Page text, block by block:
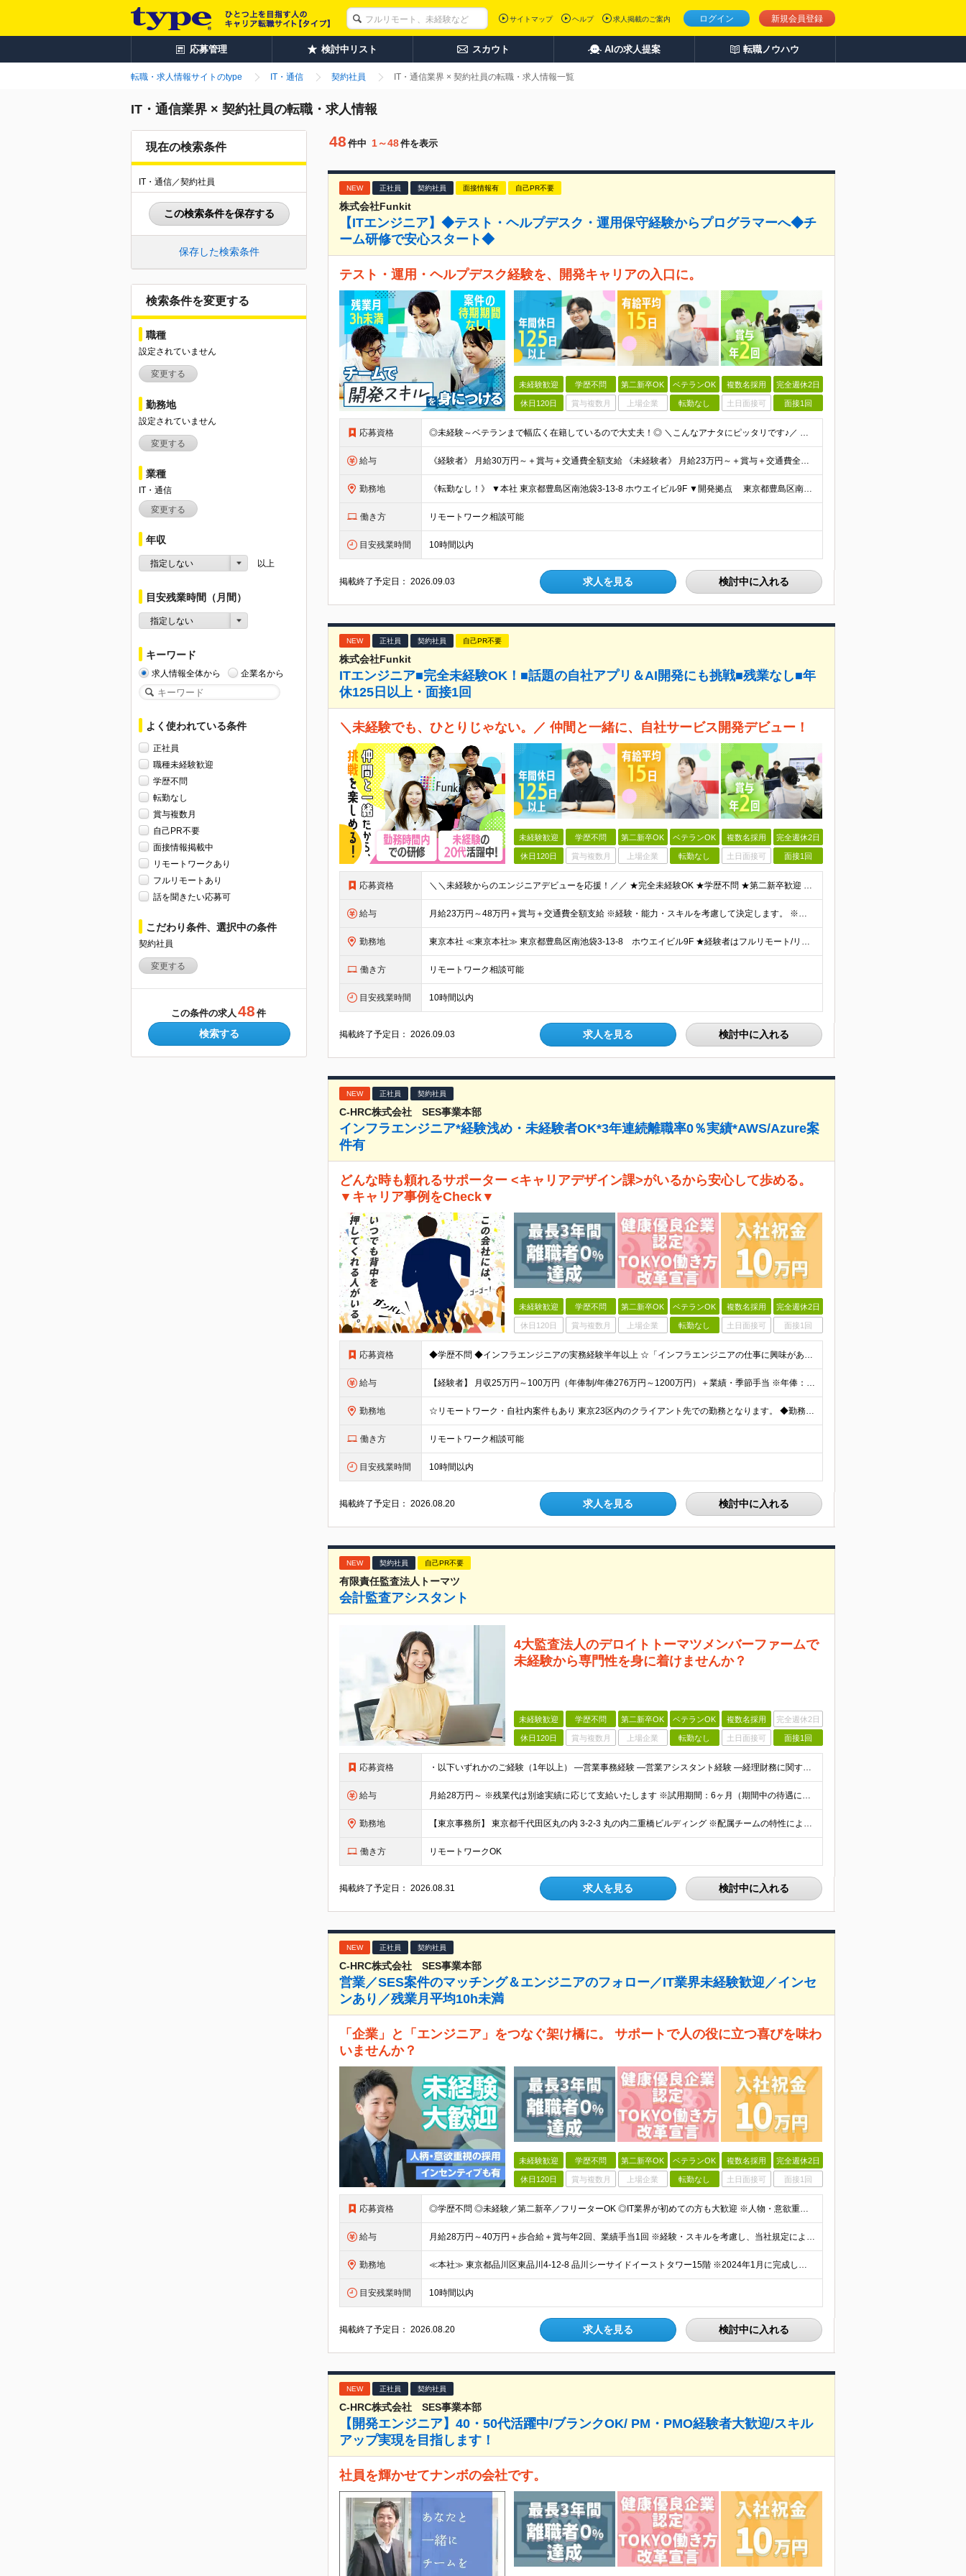
ログイン 新規会員登録
サイトマップ ヘルプ 求人掲載のご案内
応募管理 検討中リスト スカウト AIの求人提案 転職ノウハウ
転職・求人情報サイトのtype IT・通信 契約社員 IT・通信業界 × 契約社員の転職・求人情報一覧
IT・通信業界 × 契約社員の転職・求人情報
現在の検索条件
IT・通信／契約社員
この検索条件を保存する
保存した検索条件
検索条件を変更する
職種
設定されていません
変更する
勤務地
設定されていません
変更する
業種
IT・通信
変更する
年収
指定しない 以上
目安残業時間（月間）
指定しない
キーワード
求人情報全体から 企業名から
よく使われている条件
正社員
職種未経験歓迎
学歴不問
転勤なし
賞与複数月
自己PR不要
面接情報掲載中
リモートワークあり
フルリモートあり
話を聞きたい応募可
こだわり条件、選択中の条件
契約社員
変更する
この条件の求人 48 件
検索する
48 件中 1～48件を表示
NEW 正社員 契約社員 面接情報有 自己PR不要
株式会社Funkit
【ITエンジニア】◆テスト・ヘルプデスク・運用保守経験からプログラマーへ◆チ
ーム研修で安心スタート◆
テスト・運用・ヘルプデスク経験を、開発キャリアの入口に。
未経験歓迎 学歴不問 第二新卒OK ベテランOK 複数名採用 完全週休2日
休日120日 賞与複数月 上場企業 転勤なし 土日面接可 面接1回
応募資格 ◎未経験～ベテランまで幅広く在籍しているので大丈夫！◎ ＼こんなアナタにピッタリです♪／ ◆IT業界で手に職を付けて活躍したい方 ◆サポート体制が整っている会社で働きたい方 ◆フラットな社風の会社で
給与 《経験者》 月給30万円～＋賞与＋交通費全額支給 《未経験者》 月給23万円～＋賞与＋交通費全額支給 ※上記月給には固定残業代（20時間分／《経験者》40,600円～《未経験者》31,100円～）
勤務地 《転勤なし！》 ▼本社 東京都豊島区南池袋3-13-8 ホウエイビル9F ▼開発拠点 東京都豊島区南池袋3-13-5 KJ南池袋ビル4階 【東京本社or首都圏の各プロジェクト先】 ▼各プロジェクト
働き方 リモートワーク相談可能
目安残業時間 10時間以内
掲載終了予定日：2026.09.03 求人を見る 検討中に入れる
NEW 正社員 契約社員 自己PR不要
株式会社Funkit
ITエンジニア■完全未経験OK！■話題の自社アプリ＆AI開発にも挑戦■残業なし■年
休125日以上・面接1回
＼未経験でも、ひとりじゃない。／ 仲間と一緒に、自社サービス開発デビュー！
未経験歓迎 学歴不問 第二新卒OK ベテランOK 複数名採用 完全週休2日
休日120日 賞与複数月 上場企業 転勤なし 土日面接可 面接1回
応募資格 ＼＼未経験からのエンジニアデビューを応援！／／ ★完全未経験OK ★学歴不問 ★第二新卒歓迎 実際に、元ミュージシャンや調理師など、 異業種から転職した先輩も活躍中♪ 10名ほどのチーム体制で、分
給与 月給23万円～48万円＋賞与＋交通費全額支給 ※経験・能力・スキルを考慮して決定します。 ※地方から上京される方には、上京支援金の支給もあります。 ※上記月給には固定残業代（15時間～20時間分／2
勤務地 東京本社 ≪東京本社≫ 東京都豊島区南池袋3-13-8 ホウエイビル9F ★経験者はフルリモート/リモート可 ★通院による早出や遅出にも柔軟に対応 ★池袋駅より徒歩5分の好アクセス ★未経験の方は
働き方 リモートワーク相談可能
目安残業時間 10時間以内
掲載終了予定日：2026.09.03 求人を見る 検討中に入れる
NEW 正社員 契約社員
C-HRC株式会社 SES事業本部
インフラエンジニア*経験浅め・未経験者OK*3年連続離職率0％実績*AWS/Azure案
件有
どんな時も頼れるサポーター <キャリアデザイン課>がいるから安心して歩める。
▼キャリア事例をCheck▼
未経験歓迎 学歴不問 第二新卒OK ベテランOK 複数名採用 完全週休2日
休日120日 賞与複数月 上場企業 転勤なし 土日面接可 面接1回
応募資格 ◆学歴不問 ◆インフラエンジニアの実務経験半年以上 ☆「インフラエンジニアの仕事に興味がある」 「IT業界で働きたい」といった実務未経験の方も募集しています！ ----こんな方が入社しています！-
給与 【経験者】 月収25万円～100万円（年俸制/年俸276万円～1200万円）＋業績・季節手当 ※年俸：12分割 ※前職給与や経験・スキルなどを考慮し加給・優遇します ※各種手当込み。交通費、超過手当、
勤務地 ☆リモートワーク・自社内案件もあり 東京23区内のクライアント先での勤務となります。 ◆勤務先は希望を考慮し決定します ◆転居を伴う転勤はありません 【本社】 東京都品川区東品川4-12-8 品川シ
働き方 リモートワーク相談可能
目安残業時間 10時間以内
掲載終了予定日：2026.08.20 求人を見る 検討中に入れる
NEW 契約社員 自己PR不要
有限責任監査法人トーマツ
会計監査アシスタント
4大監査法人のデロイトトーマツメンバーファームで
未経験から専門性を身に着けませんか？
未経験歓迎 学歴不問 第二新卒OK ベテランOK 複数名採用 完全週休2日
休日120日 賞与複数月 上場企業 転勤なし 土日面接可 面接1回
応募資格 ・以下いずれかのご経験（1年以上） ―営業事務経験 ―営業アシスタント経験 ―経理財務に関する経験 ・Microsoft Excel、Word、Outlook実務経験（一般的な業務使用が可能なこと）
給与 月給28万円～ ※残業代は別途実績に応じて支給いたします ※試用期間：6ヶ月（期間中の待遇に差異なし） ※1年間の有期雇用契約を5回繰り返します（最長5年） ※正社員登用制度あり
勤務地 【東京事務所】 東京都千代田区丸の内 3-2-3 丸の内二重橋ビルディング ※配属チームの特性により、監査クライアント先（東京近郊）勤務になることがあります ※変更の範囲：会社の定める範囲で変更の可能
働き方 リモートワークOK
掲載終了予定日：2026.08.31 求人を見る 検討中に入れる
NEW 正社員 契約社員
C-HRC株式会社 SES事業本部
営業／SES案件のマッチング＆エンジニアのフォロー／IT業界未経験歓迎／インセ
ンあり／残業月平均10h未満
「企業」と「エンジニア」をつなぐ架け橋に。 サポートで人の役に立つ喜びを味わ
いませんか？
未経験歓迎 学歴不問 第二新卒OK ベテランOK 複数名採用 完全週休2日
休日120日 賞与複数月 上場企業 転勤なし 土日面接可 面接1回
応募資格 ◎学歴不問 ◎未経験／第二新卒／フリーターOK ◎IT業界が初めての方も大歓迎 ※人物・意欲重視の採用です！ ★医療業界、アパレル、飲食の接客、プロボクサーなど、さまざまな前職の先輩が未経験から営業
給与 月給28万円～40万円＋歩合給＋賞与年2回、業績手当1回 ※経験・スキルを考慮し、当社規定により優遇します。 ※上記月給額には、一律支給の調整手当（1万円）、固定残業代（12時間分・2万2000円～
勤務地 ≪本社≫ 東京都品川区東品川4-12-8 品川シーサイドイーストタワー15階 ※2024年1月に完成したばかりのきれいなオフィスです！ ※転居を伴う転勤はなし
目安残業時間 10時間以内
掲載終了予定日：2026.08.20 求人を見る 検討中に入れる
NEW 正社員 契約社員
C-HRC株式会社 SES事業本部
【開発エンジニア】40・50代活躍中/ブランクOK/ PM・PMO経験者大歓迎/スキル
アップ実現を目指します！
社員を輝かせてナンボの会社です。